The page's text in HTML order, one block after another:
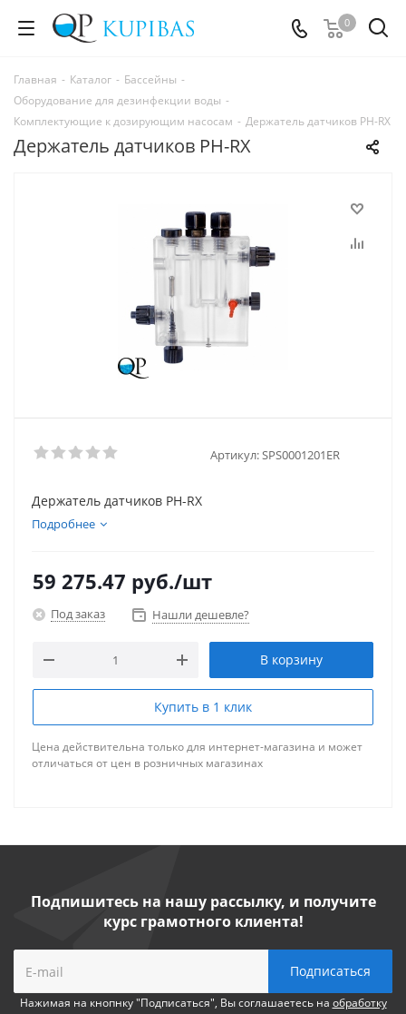
0
Главная - Каталог - Бассейны -
Оборудование для дезинфекции воды -
Комплектующие к дозирующим насосам - Держатель датчиков PH-RX
Держатель датчиков PH-RX
Артикул: SPS0001201ER
Держатель датчиков PH-RX
Подробнее
59 275.47 руб./шт
Под заказ Нашли дешевле?
В корзину
Купить в 1 клик
Цена действительна только для интернет-магазина и может
отличаться от цен в розничных магазинах
Подпишитесь на нашу рассылку, и получите
курс грамотного клиента!
Нажимая на кнопнку "Подписаться", Вы соглашаетесь на обработку